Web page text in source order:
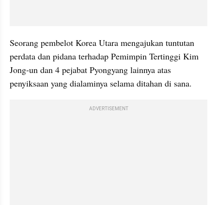
Seorang pembelot Korea Utara mengajukan tuntutan
perdata dan pidana terhadap Pemimpin Tertinggi Kim
Jong-un dan 4 pejabat Pyongyang lainnya atas
penyiksaan yang dialaminya selama ditahan di sana.
ADVERTISEMENT